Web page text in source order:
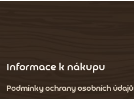
Informace k nákupu
Podmínky ochrany osobních údajů